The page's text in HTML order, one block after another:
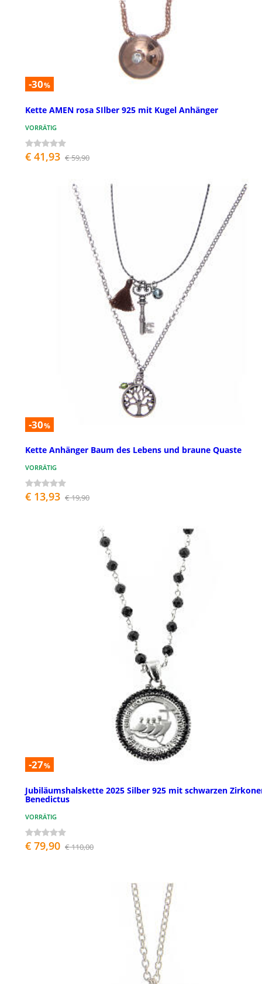
-30%
Kette AMEN rosa SIlber 925 mit Kugel Anhänger
VORRÄTIG
€ 41,93 € 59,90
-30%
Kette Anhänger Baum des Lebens und braune Quaste
VORRÄTIG
€ 13,93 € 19,90
-27%
Jubiläumshalskette 2025 Silber 925 mit schwarzen
Benedictus
VORRÄTIG
€ 79,90 € 110,00